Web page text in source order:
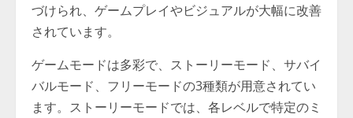
づけられ、ゲームプレイやビジュアルが大幅に改善
されています。
ゲームモードは多彩で、ストーリーモード、サバイ
バルモード、フリーモードの3種類が用意されてい
ます。ストーリーモードでは、各レベルで特定のミ